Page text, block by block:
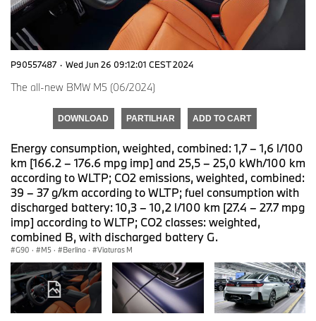
P90557487 · Wed Jun 26 09:12:01 CEST 2024
The all-new BMW M5 (06/2024)
DOWNLOAD PARTILHAR ADD TO CART
Energy consumption, weighted, combined: 1,7 – 1,6 l/100
km [166.2 – 176.6 mpg imp] and 25,5 – 25,0 kWh/100 km
according to WLTP; CO2 emissions, weighted, combined:
39 – 37 g/km according to WLTP; fuel consumption with
discharged battery: 10,3 – 10,2 l/100 km [27.4 – 27.7 mpg
imp] according to WLTP; CO2 classes: weighted,
combined B, with discharged battery G.
G90 · M5 · Berlina · Viaturas M